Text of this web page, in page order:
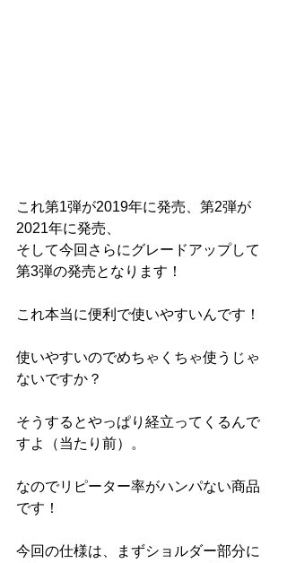
これ第1弾が2019年に発売、第2弾が
2021年に発売、
そして今回さらにグレードアップして
第3弾の発売となります！
これ本当に便利で使いやすいんです！
使いやすいのでめちゃくちゃ使うじゃ
ないですか？
そうするとやっぱり経立ってくるんで
すよ（当たり前）。
なのでリピーター率がハンパない商品
です！
今回の仕様は、まずショルダー部分に